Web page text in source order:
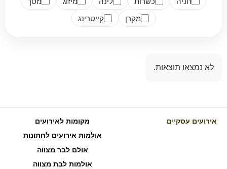
מקרן
קייטרינג
לא נמצאו תוצאות.
אירועים עסקיים
מקומות לאירועים
אולמות אירועים לחתונות
אולם לבר מצווה
אולמות לבת מצווה